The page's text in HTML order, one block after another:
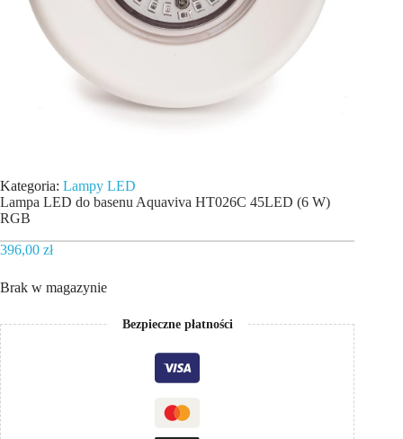
Kategoria: Lampy LED
Lampa LED do basenu Aquaviva HT026C 45LED (6 W)
RGB
396,00 zł
Brak w magazynie
Bezpieczne płatności